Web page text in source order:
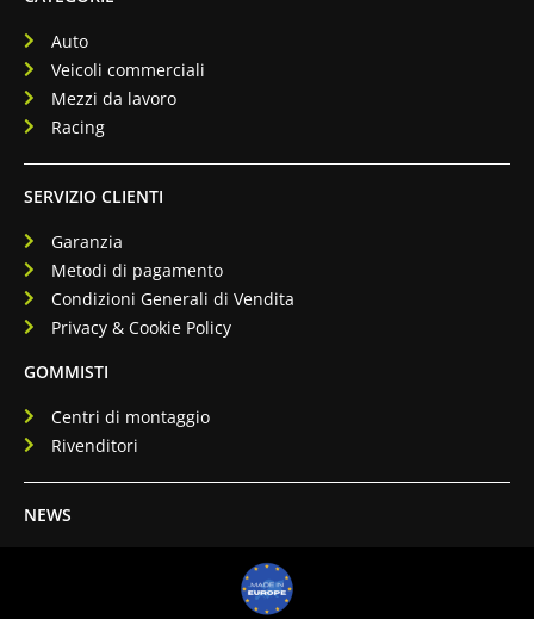
Auto
Veicoli commerciali
Mezzi da lavoro
Racing
SERVIZIO CLIENTI
Garanzia
Metodi di pagamento
Condizioni Generali di Vendita
Privacy & Cookie Policy
GOMMISTI
Centri di montaggio
Rivenditori
NEWS